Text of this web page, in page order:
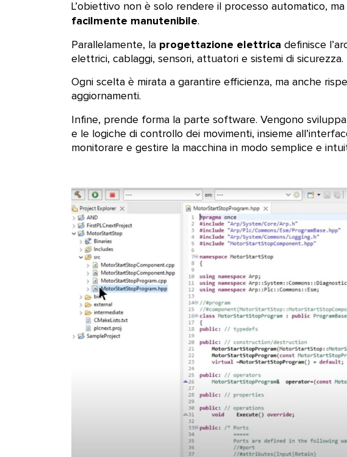
L’obiettivo non è solo rendere il processo automatico, ma
facilmente manutenibile.
Parallelamente, la progettazione elettrica definisce
elettrici, cablaggi, sensori, attuatori e sistemi di sicurezza.
Ogni scelta è mirata a garantire efficienza, ma anche
aggiornamenti.
Infine, prende forma la parte software. Vengono
e le logiche di controllo dei movimenti, insieme
monitorare e gestire la macchina in modo semplice e